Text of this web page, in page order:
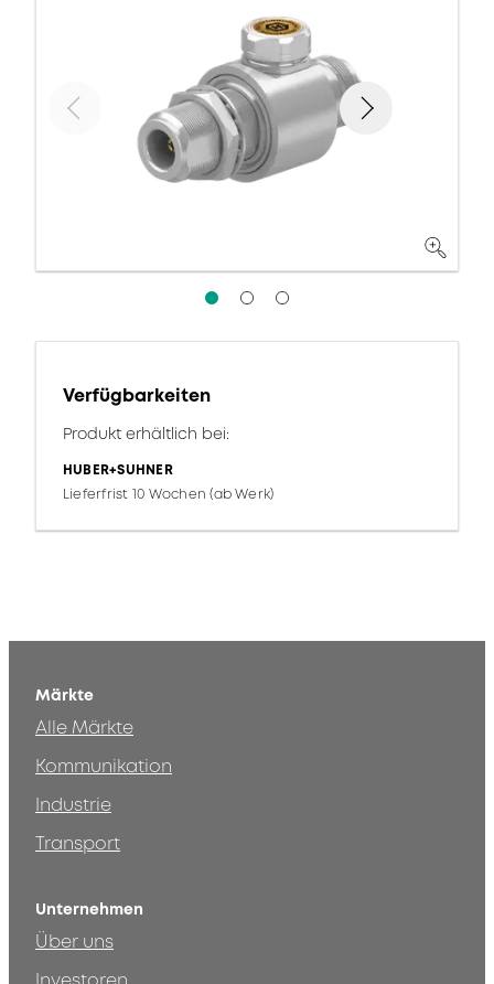
Verfügbarkeiten
Produkt erhältlich bei:
HUBER+SUHNER
Lieferfrist 10 Wochen (ab Werk)
Märkte
Alle Märkte
Kommunikation
Industrie
Transport
Unternehmen
Über uns